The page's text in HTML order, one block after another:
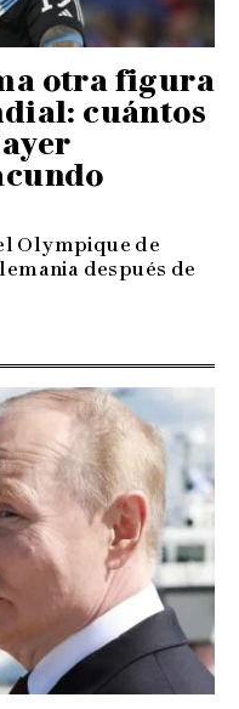
otra figura
cuántos
Olympique de
después de